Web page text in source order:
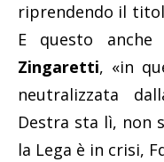
riprendendo il
E questo anche
Zingaretti, «in
neutralizzata
Destra sta lì, non
la Lega è in crisi,